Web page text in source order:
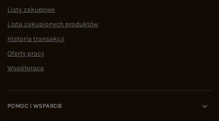
Listy zakupowe
Lista zakupionych produktów
Historia transakcji
Oferty pracy
Współpraca
POMOC I WSPARCIE